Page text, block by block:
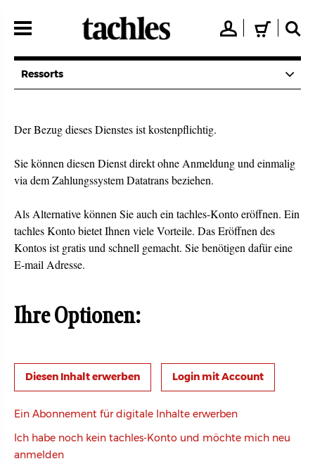
zum
👤 🛒 🔍
Ressorts
Der Bezug dieses Dienstes ist kostenpflichtig.
Sie können diesen Dienst direkt ohne Anmeldung und einmalig
via dem Zahlungssystem Datatrans beziehen.
Als Alternative können Sie auch ein tachles-Konto eröffnen. Ein
tachles Konto bietet Ihnen viele Vorteile. Das Eröffnen des
Kontos ist gratis und schnell gemacht. Sie benötigen dafür eine
E-mail Adresse.
Ihre Optionen:
Login mit Account
Ein Abonnement für digitale Inhalte erwerben
Ich habe noch kein tachles-Konto und möchte mich neu
anmelden